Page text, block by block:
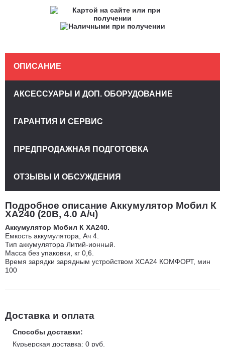
Подробное описание Аккумулятор Мобил К
XA240 (20В, 4.0 А/ч)
Аккумулятор Мобил К XA240.
Емкость аккумулятора, Ач 4.
Тип аккумулятора Литий-ионный.
Масса без упаковки, кг 0,6.
Время зарядки зарядным устройством ХСА24 КОМФОРТ, мин
100
Доставка и оплата
Способы доставки:
Курьерская доставка: 0 руб.
ОПИСАНИЕ
АКСЕССУАРЫ И ДОП. ОБОРУДОВАНИЕ
ГАРАНТИЯ И СЕРВИС
ПРЕДПРОДАЖНАЯ ПОДГОТОВКА
ОТЗЫВЫ И ОБСУЖДЕНИЯ